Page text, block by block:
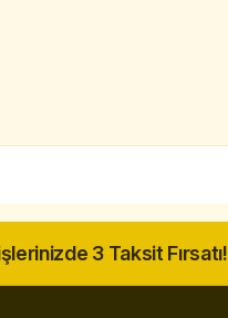
3 Taksit Fırsatı!